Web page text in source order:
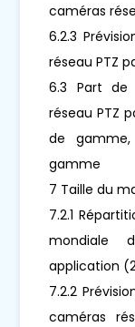
caméras
6.2.3
réseau PTZ
6.3 Part de
réseau PTZ
de
gamme
7 Taille du
7.2.1
mondiale
application
7.2.2
caméras